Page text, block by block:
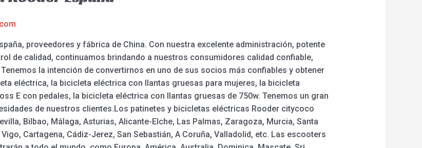
proveedores y fábrica de China. Con nuestra excelente administración, potente
de calidad, continuamos brindando a nuestros consumidores calidad confiable,
la intención de convertirnos en uno de sus socios más confiables y obtener
eléctrica, la bicicleta eléctrica con llantas gruesas para mujeres, la bicicleta
E con pedales, la bicicleta eléctrica con llantas gruesas de 750w. Tenemos un gran
de nuestros clientes.Los patinetes y bicicletas eléctricas Rooder citycoco
Bilbao, Málaga, Asturias, Alicante-Elche, Las Palmas, Zaragoza, Murcia, Santa
Cartagena, Cádiz-Jerez, San Sebastián, A Coruña, Valladolid, etc. Las escooters